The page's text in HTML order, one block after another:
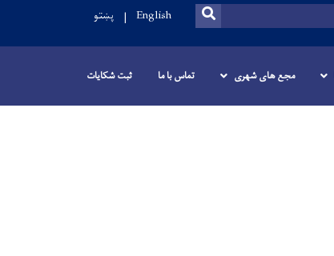
SEARCH
English پښتو
مجع های شهری تماس با ما ثبت شکایات